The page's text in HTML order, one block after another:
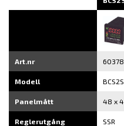
Art.nr
Modell
Panelmått 48 x
Reglerutgång SSR